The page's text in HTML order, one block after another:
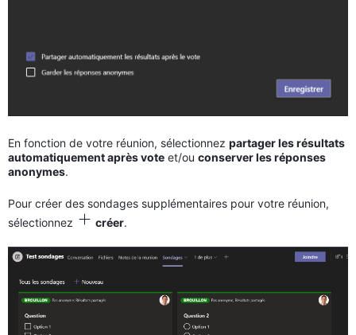
En fonction de votre réunion, sélectionnez partager les résultats
automatiquement après vote et/ou conserver les réponses
anonymes.
Pour créer des sondages supplémentaires pour votre réunion,
sélectionnez
créer.